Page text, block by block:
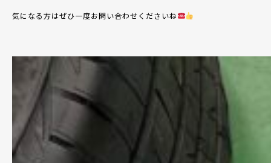
気になる方はぜひ一度お問い合わせくださいね